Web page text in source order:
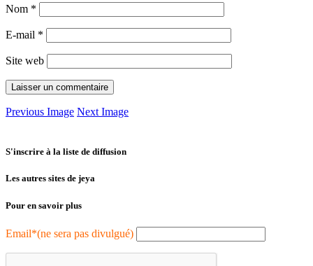
Nom *
E-mail *
Site web
Previous Image Next Image
S'inscrire à la liste de diffusion
Les autres sites de jeya
Pour en savoir plus
Email*(ne sera pas divulgué)